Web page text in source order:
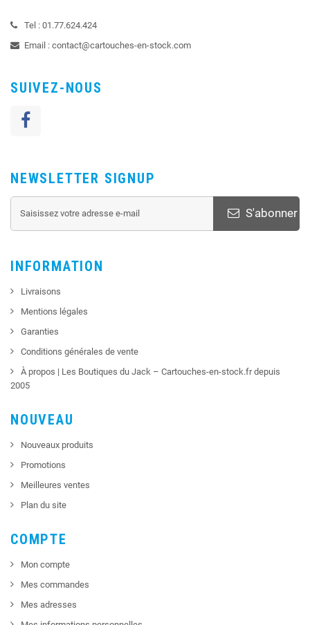
Tel : 01.77.624.424
Email : contact@cartouches-en-stock.com
SUIVEZ-NOUS
NEWSLETTER SIGNUP
S'abonner
INFORMATION
Livraisons
Mentions légales
Garanties
Conditions générales de vente
À propos | Les Boutiques du Jack – Cartouches-en-stock.fr depuis
2005
NOUVEAU
Nouveaux produits
Promotions
Meilleures ventes
Plan du site
COMPTE
Mon compte
Mes commandes
Mes adresses